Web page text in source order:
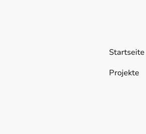
Startseite
Projekte